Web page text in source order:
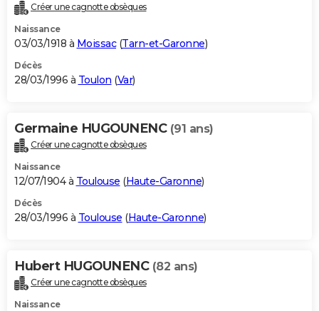
Créer une cagnotte obsèques
Naissance
03/03/1918 à Moissac(Tarn-et-Garonne)
Décès
28/03/1996 à Toulon (Var)
Germaine HUGOUNENC (91 ans)
Créer une cagnotte obsèques
Naissance
12/07/1904 à Toulouse (Haute-Garonne)
Décès
28/03/1996 à Toulouse (Haute-Garonne)
Hubert HUGOUNENC (82 ans)
Créer une cagnotte obsèques
Naissance